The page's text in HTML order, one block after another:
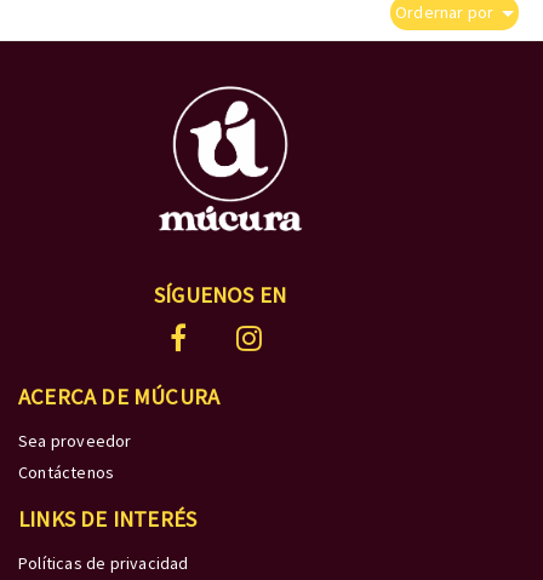
Ordernar por
SÍGUENOS EN
ACERCA DE MÚCURA
Sea proveedor
Contáctenos
LINKS DE INTERÉS
Políticas de privacidad